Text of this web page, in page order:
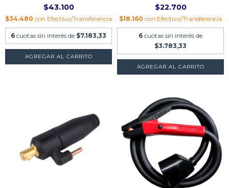
$43.100
$34.480 con Efectivo/Transferencia
6 cuotas sin interés de $7.183,33
$22.700
$18.160 con Efectivo/Transferencia
6 cuotas sin interés de
$3.783,33